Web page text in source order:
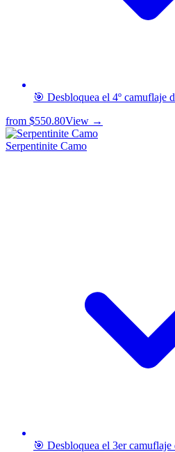
🎯 Desbloquea el 4º camuflaje
from $550.80View →
Serpentinite Camo
🎯 Desbloquea el 3er